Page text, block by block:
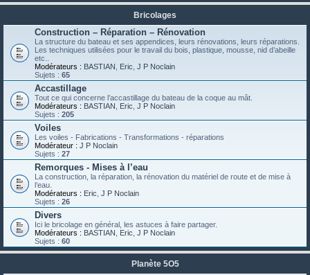
Bricolages
Construction – Réparation – Rénovation
La structure du bateau et ses appendices, leurs rénovations, leurs réparations.
Les techniques utilisées pour le travail du bois, plastique, mousse, nid d’abeille
etc..
Modérateurs : BASTIAN Eric J P Noclain
Sujets : 65
Accastillage
Tout ce qui concerne l’accastillage du bateau de la coque au mât.
Modérateurs : BASTIAN Eric J P Noclain
Sujets : 205
Voiles
Les voiles - Fabrications - Transformations - réparations
Modérateur : J P Noclain
Sujets : 27
Remorques - Mises à l’eau
La construction, la réparation, la rénovation du matériel de route et de mise à
l’eau.
Modérateurs : Eric J P Noclain
Sujets : 26
Divers
Ici le bricolage en général, les astuces à faire partager.
Modérateurs : BASTIAN Eric J P Noclain
Sujets : 60
Planète 5O5